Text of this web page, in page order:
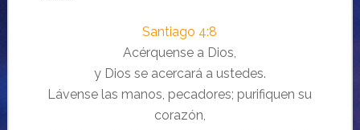
Santiago 4:8
Acérquense a Dios,
y Dios se acercará a ustedes.
Lávense las manos, pecadores; purifiquen su
corazón,